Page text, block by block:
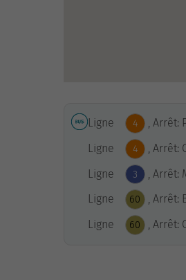
Ligne 4
, Arrêt:
Ligne
4
,
Ligne
3
, Arrêt:
Ligne
60
, Arrêt:
Ligne
60 , Arrêt: